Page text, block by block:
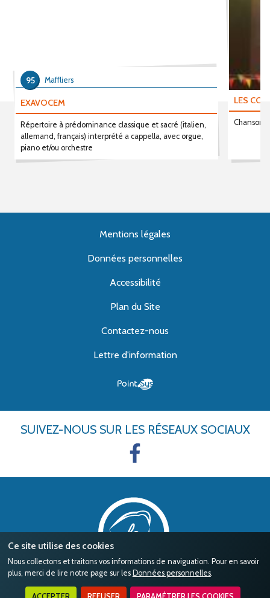
Ce site utilise des cookies
Nous collectons et traitons vos informations de naviguation. Pour en savoir
plus, merci de lire notre page sur les Données personnelles.
EXAVOCEM
Répertoire à prédominance classique et sacré (italien,
allemand, français) interprété a cappella, avec orgue,
piano et/ou orchestre
Maffliers
95
LES
Chanson
Mentions légales
Données personnelles
Accessibilité
Plan du Site
Contactez-nous
Lettre d'information
SUIVEZ-NOUS SUR LES RÉSEAUX SOCIAUX